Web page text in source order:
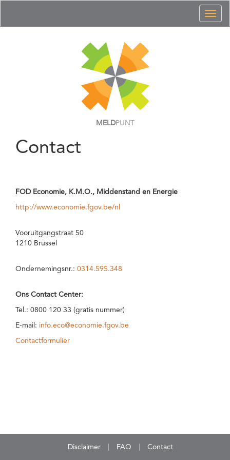
MELDPUNT
Contact
FOD Economie, K.M.O., Middenstand en Energie
http://www.economie.fgov.be/nl
Vooruitgangstraat 50
1210 Brussel
Ondernemingsnr.: 0314.595.348
Ons Contact Center:
Tel.: 0800 120 33 (gratis nummer)
E-mail: info.eco@economie.fgov.be
Contactformulier
Disclaimer FAQ Contact